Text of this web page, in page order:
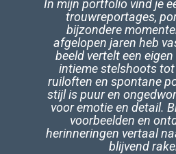
In mijn portfolio vind je
trouwreportages,
bijzondere
afgelopen jaren heb
beeld vertelt een
intieme stelshoots
ruiloften en spontane
stijl is puur en
voor emotie en detail.
voorbeelden en
herinneringen vertaal
blijvend